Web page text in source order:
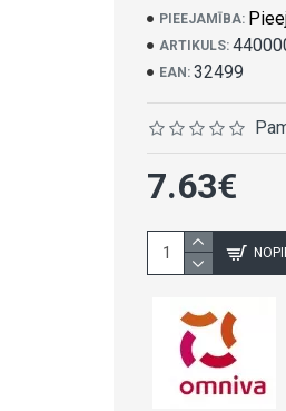
PIEEJAMĪBA:
ARTIKULS:
EAN: 32499
7.63€